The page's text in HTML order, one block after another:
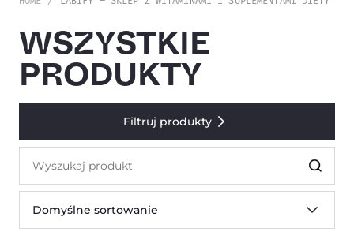
WSZYSTKIE
PRODUKTY
Filtruj produkty
produktów
Domyślne sortowanie